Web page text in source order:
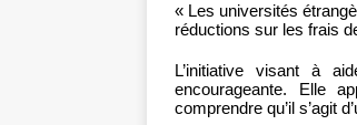
« Les universités
réductions sur les frais
L’initiative visant à
encourageante. Elle
comprendre qu’il s’agit